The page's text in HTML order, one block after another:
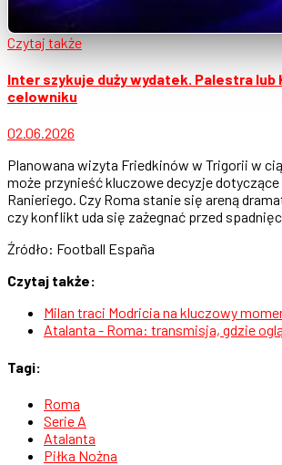
Czytaj także
Inter szykuje duży wydatek. Palestra lub
celowniku
02.06.2026
Planowana wizyta Friedkinów w Trigorii w
może przynieść kluczowe decyzje
Ranieriego. Czy Roma stanie się areną
czy konflikt uda się zażegnać przed
Źródło: Football España
Czytaj także:
Milan traci Modricia na kluczowy
Atalanta - Roma: transmisja, gdzie
Tagi:
Roma
Serie A
Atalanta
Piłka Nożna